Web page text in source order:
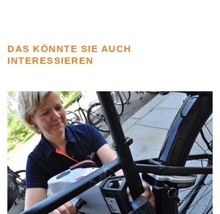
DAS KÖNNTE SIE AUCH
INTERESSIEREN